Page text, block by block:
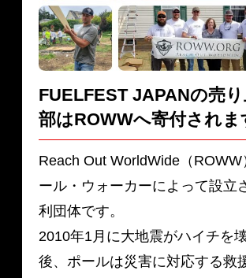
FUELFEST JAPANの売
部はROWWへ寄付されま
Reach Out WorldWide（ROWW
ール・ウォーカーによって設立
利団体です。
2010年1月に大地震がハイチを
後、ポールは災害に対応する救